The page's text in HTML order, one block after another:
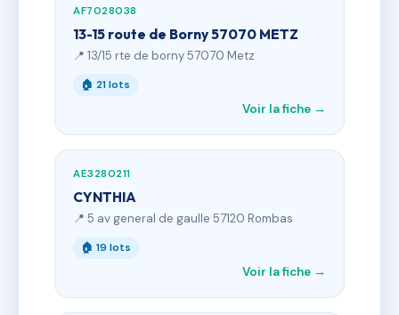
AF7028038
13-15 route de Borny 57070 METZ
📍 13/15 rte de borny 57070 Metz
🏠 21 lots
Voir la fiche →
AE3280211
CYNTHIA
📍 5 av general de gaulle 57120 Rombas
🏠 19 lots
Voir la fiche →